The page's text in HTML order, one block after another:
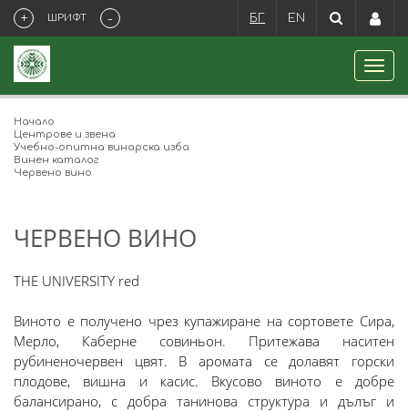
+ ШРИФТ - БГ EN
Начало
Центрове и звена
Учебно-опитна винарска изба
Винен каталог
Червено вино
ЧЕРВЕНО ВИНО
THE UNIVERSITY red
Виното е получено чрез купажиране на сортовете Сира,
Мерло, Каберне совиньон. Притежава наситен
рубиненочервен цвят. В аромата се долавят горски
плодове, вишна и касис. Вкусово виното е добре
балансирано, с добра танинова структура и дълъг и